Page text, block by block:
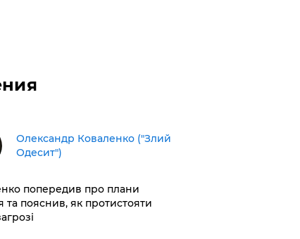
Олександр Коваленко ("Злий
Одесит")
попередив про плани
та пояснив, як протистояти